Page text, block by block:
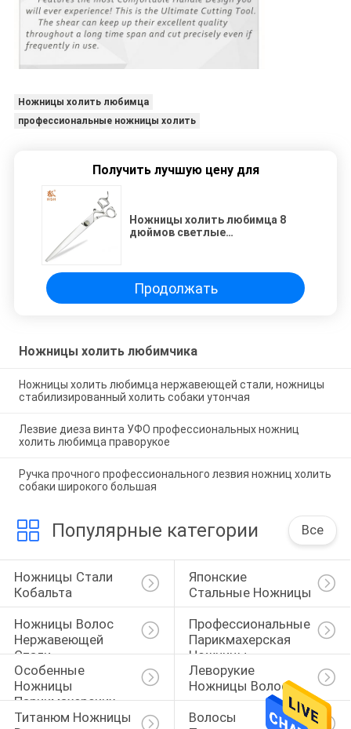
Ножницы холить любимца
профессиональные ножницы холить
Получить лучшую цену для
Ножницы холить любимца 8
дюймов светлые
Продолжать
Ножницы холить любимчика
Ножницы холить любимца нержавеющей стали, ножницы
стабилизированный холить собаки утончая
Лезвие диеза винта УФО профессиональных ножниц
холить любимца праворукое
Ручка прочного профессионального лезвия ножниц холить
собаки широкого большая
Популярные категории Все
Ножницы Стали
Кобальта
Японские
Стальные Ножницы
Ножницы Волос
Нержавеющей
Стали
Профессиональные
Парикмахерская
Ножницы
Особенные
Ножницы
Парикмахерских
Услуг
Леворукие
Ножницы Волос
Титанюм Ножницы
Волосы